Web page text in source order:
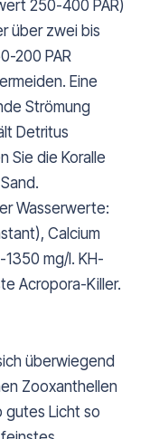
250-400 PAR)
über zwei bis
200 PAR
Eine
Strömung
Detritus
Sie die Koralle
Wasserwerte:
Calcium
mg/l. KH-
Acropora-Killer.
überwiegend
Zooxanthellen
gutes Licht so